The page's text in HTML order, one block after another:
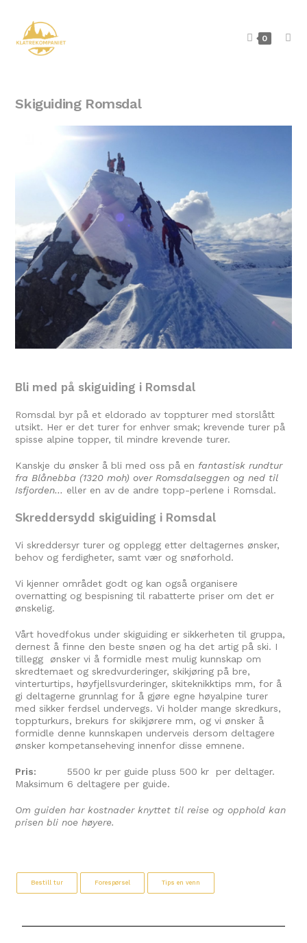
0
Skiguiding Romsdal
Bli med på skiguiding i Romsdal
Romsdal byr på et eldorado av toppturer med storslått
utsikt. Her er det turer for enhver smak; krevende turer på
spisse alpine topper, til mindre krevende turer.
Kanskje du ønsker å bli med oss på en fantastisk rundtur
fra Blånebba (1320 moh) over Romsdalseggen og ned til
Isfjorden… eller en av de andre topp-perlene i Romsdal.
Skreddersydd skiguiding i Romsdal
Vi skreddersyr turer og opplegg etter deltagernes ønsker,
behov og ferdigheter, samt vær og snøforhold.
Vi kjenner området godt og kan også organisere
overnatting og bespisning til rabatterte priser om det er
ønskelig.
Vårt hovedfokus under skiguiding er sikkerheten til gruppa,
dernest å finne den beste snøen og ha det artig på ski. I
tillegg ønsker vi å formidle mest mulig kunnskap om
skredtemaet og skredvurderinger, skikjøring på bre,
vinterturtips, høyfjellsvurderinger, skiteknikktips mm, for å
gi deltagerne grunnlag for å gjøre egne høyalpine turer
med sikker ferdsel undervegs. Vi holder mange skredkurs,
toppturkurs, brekurs for skikjørere mm, og vi ønsker å
formidle denne kunnskapen underveis dersom deltagere
ønsker kompetanseheving innenfor disse emnene.
Pris: 5500 kr per guide pluss 500 kr per deltager.
Maksimum 6 deltagere per guide.
Om guiden har kostnader knyttet til reise og opphold kan
prisen bli noe høyere.
Bestill tur Forespørsel Tips en venn